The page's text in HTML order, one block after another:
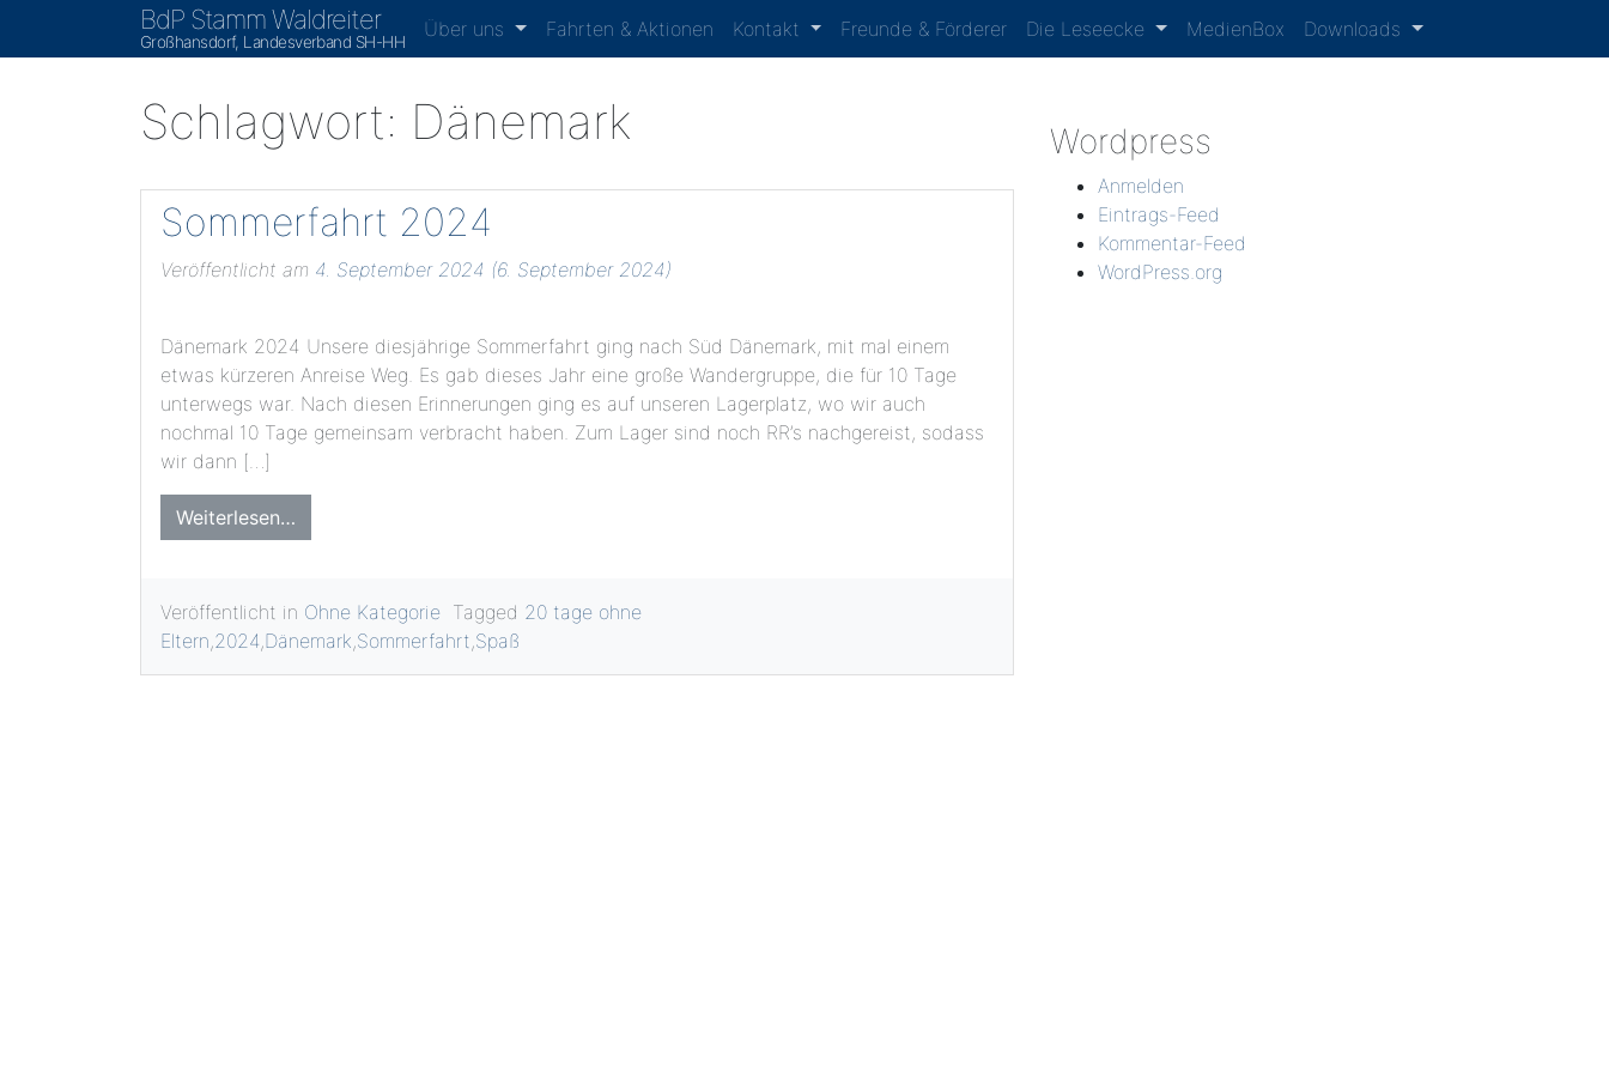
BdP Stamm Waldreiter
Großhansdorf, Landesverband SH-HH
Über uns Fahrten & Aktionen Kontakt Freunde & Förderer Die Leseecke MedienBox Downloads
Schlagwort: Dänemark
Sommerfahrt 2024
Veröffentlicht am 4. September 2024 (6. September 2024)
Dänemark 2024 Unsere diesjährige Sommerfahrt ging nach Süd Dänemark, mit mal einem
etwas kürzeren Anreise Weg. Es gab dieses Jahr eine große Wandergruppe, die für 10 Tage
unterwegs war. Nach diesen Erinnerungen ging es auf unseren Lagerplatz, wo wir auch
nochmal 10 Tage gemeinsam verbracht haben. Zum Lager sind noch RR’s nachgereist, sodass
wir dann […]
Weiterlesen…
Veröffentlicht in Ohne Kategorie Tagged 20 tage ohne
Eltern,2024,Dänemark,Sommerfahrt,Spaß
Wordpress
Anmelden
Eintrags-Feed
Kommentar-Feed
WordPress.org